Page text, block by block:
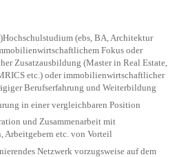
(ebs, BA, Architektur
Fokus oder
Zusatzausbildung (Master in Real Estate,
etc.) oder immobilienwirtschaftlicher
Berufserfahrung und Weiterbildung
in einer vergleichbaren Position
und Zusammenarbeit mit
Arbeitgebern etc. von Vorteil
Netzwerk vorzugsweise auf dem